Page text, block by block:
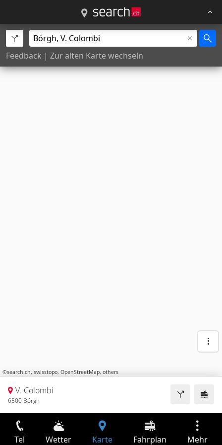
Feedback | Zur alten Karte wechseln
©search.ch, swisstopo, OpenStreetMap, others
V. Colombi
6500 Bórgh
Tel Wetter Karte Fahrplan Mehr